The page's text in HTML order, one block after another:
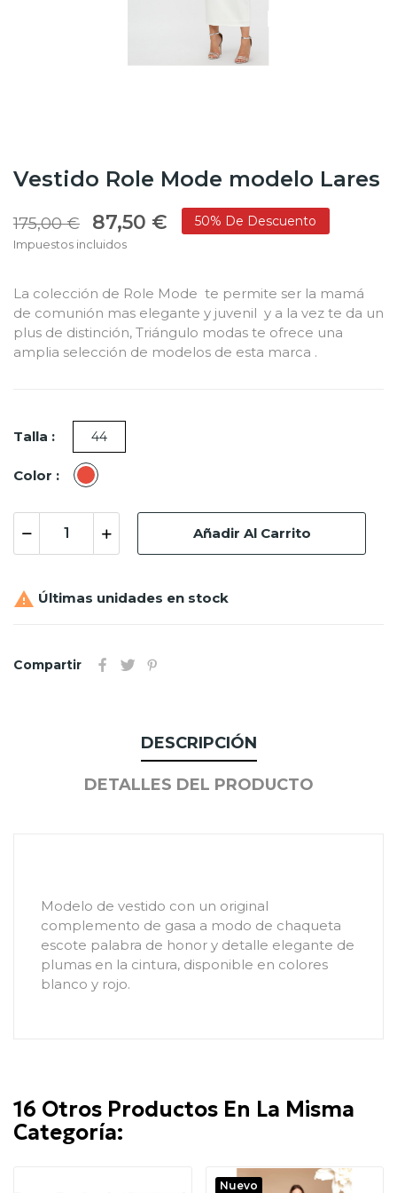
Vestido Role Mode modelo Lares
175,00 € 87,50 € 50% De Descuento
Impuestos incluidos
La colección de Role Mode te permite ser la mamá
de comunión mas elegante y juvenil y a la vez te da un
plus de distinción, Triángulo modas te ofrece una
amplia selección de modelos de esta marca .
Talla : 44
Color : Rojo
Añadir Al Carrito
 Últimas unidades en stock
Compartir
DESCRIPCIÓN
DETALLES DEL PRODUCTO
Modelo de vestido con un original
complemento de gasa a modo de chaqueta
escote palabra de honor y detalle elegante de
plumas en la cintura, disponible en colores
blanco y rojo.
16 Otros Productos En La Misma
Categoría:
Nuevo